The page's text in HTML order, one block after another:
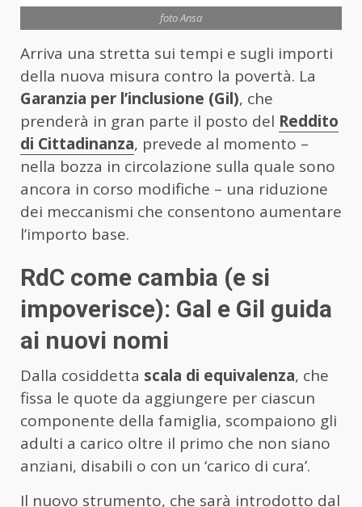
foto Ansa
Arriva una stretta sui tempi e sugli importi
della nuova misura contro la povertà. La
Garanzia per l’inclusione (Gil), che
prenderà in gran parte il posto del Reddito
di Cittadinanza, prevede al momento –
nella bozza in circolazione sulla quale sono
ancora in corso modifiche – una riduzione
dei meccanismi che consentono aumentare
l’importo base.
RdC come cambia (e si
impoverisce): Gal e Gil guida
ai nuovi nomi
Dalla cosiddetta scala di equivalenza, che
fissa le quote da aggiungere per ciascun
componente della famiglia, scompaiono gli
adulti a carico oltre il primo che non siano
anziani, disabili o con un ‘carico di cura’.
Il nuovo strumento, che sarà introdotto dal